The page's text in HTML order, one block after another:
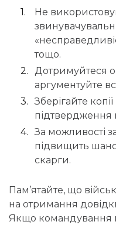
Не
тощо.
Дотримуйтеся
аргументуйте
Зберігайте
підтвердження
За можливості
підвищить
скарги.
Пам’ятайте, що
на отримання
Якщо командування